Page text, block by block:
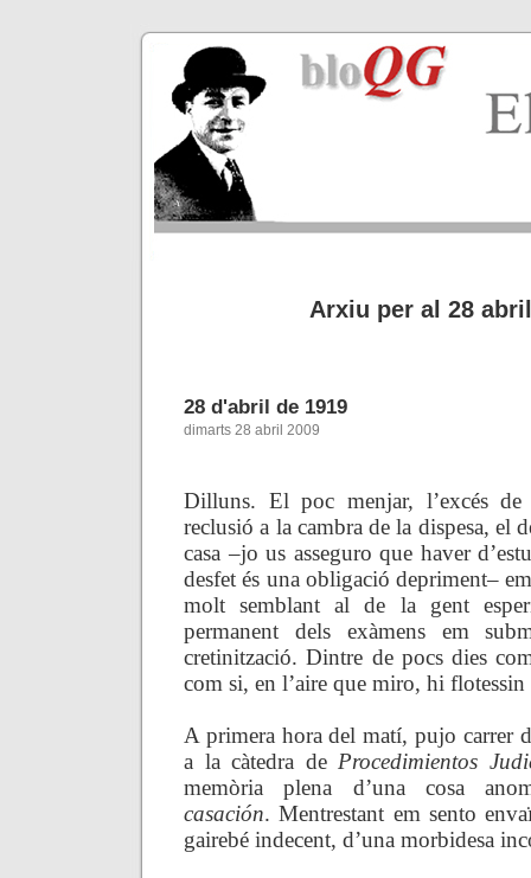
Arxiu per al 28
28 d'abril de 1919
dimarts 28 abril 2009
Dilluns. El poc menjar, l’excés de
reclusió a la cambra de la dispesa, el
casa –jo us asseguro que haver
desfet és una obligació depriment–
molt semblant al de la gent
permanent dels exàmens em
cretinització. Dintre de pocs dies
com si, en l’aire que miro, hi
A primera hora del matí, pujo carrer
a la càtedra de Procedimientos
memòria plena d’una cosa
casación. Mentrestant em sento
gairebé indecent, d’una morbidesa